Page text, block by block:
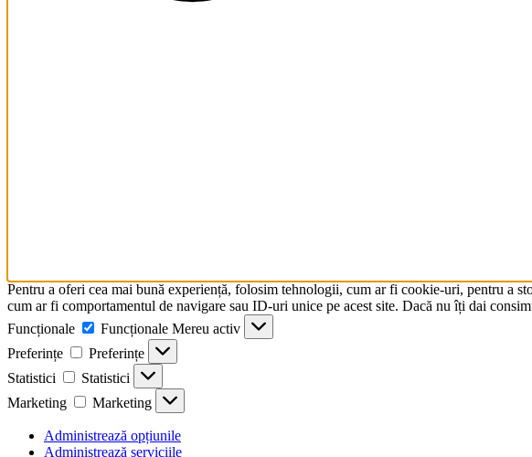
Pentru a oferi cea mai bună experiență, folosim tehnologii, cum ar fi cookie-uri, pentru a
cum ar fi comportamentul de navigare sau ID-uri unice pe acest site. Dacă nu îți dai
Funcționale
Funcționale Mereu activ
Preferințe
Preferințe
Statistici
Statistici
Marketing
Marketing
Administrează opțiunile
Administrează serviciile